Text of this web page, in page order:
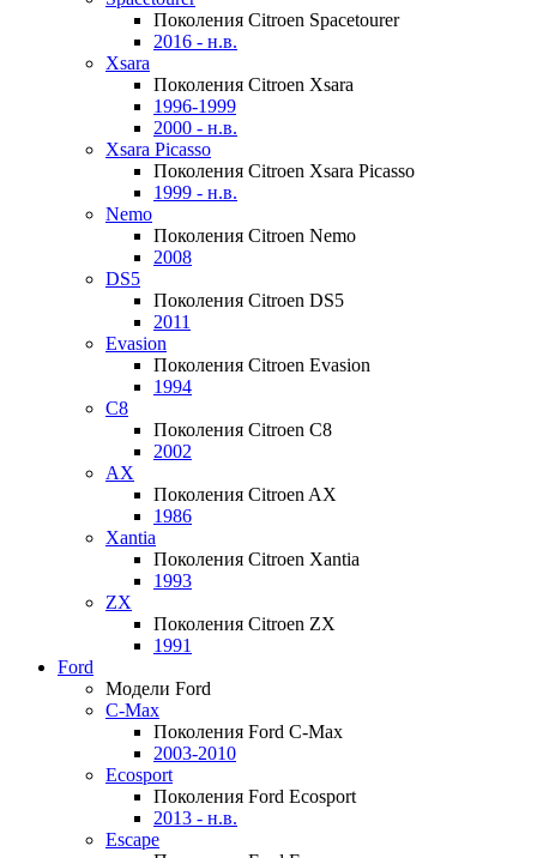
Поколения Citroen Spacetourer
2016 - н.в.
Xsara
Поколения Citroen Xsara
1996-1999
2000 - н.в.
Xsara Picasso
Поколения Citroen Xsara Picasso
1999 - н.в.
Nemo
Поколения Citroen Nemo
2008
DS5
Поколения Citroen DS5
2011
Evasion
Поколения Citroen Evasion
1994
C8
Поколения Citroen C8
2002
AX
Поколения Citroen AX
1986
Xantia
Поколения Citroen Xantia
1993
ZX
Поколения Citroen ZX
1991
Ford
Модели Ford
C-Max
Поколения Ford C-Max
2003-2010
Ecosport
Поколения Ford Ecosport
2013 - н.в.
Escape